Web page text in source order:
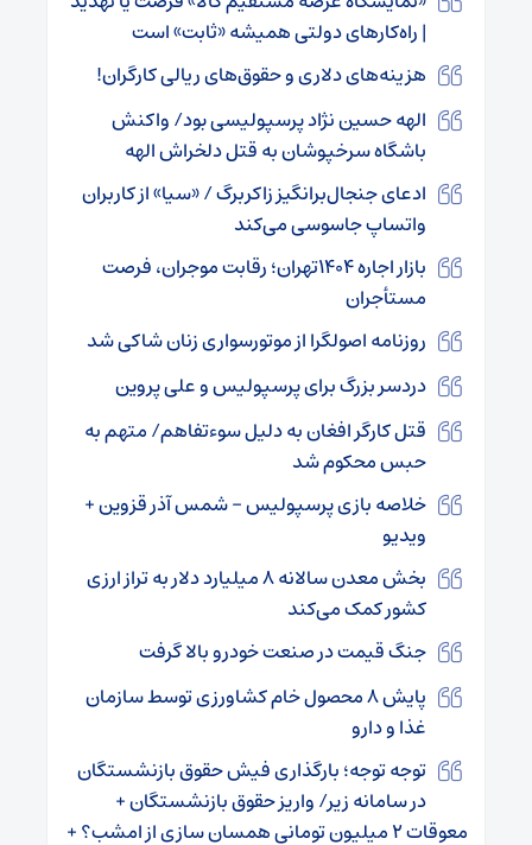
| راه‌کارهای دولتی همیشه «ثابت» است
هزینه‌های دلاری و حقوق‌های ریالی کارگران!
الهه حسین نژاد پرسپولیسی بود/ واکنش
باشگاه سرخپوشان به قتل دلخراش الهه
ادعای جنجال‌برانگیز زاکربرگ / «سیا» از کاربران
واتساپ جاسوسی می‌کند
بازار اجاره ۱۴۰۴تهران؛ رقابت موجران، فرصت
مستأجران
روزنامه اصولگرا از موتورسواری زنان شاکی شد
دردسر بزرگ برای پرسپولیس و علی پروین
قتل کارگر افغان به دلیل سوءتفاهم/ متهم به
حبس محکوم شد
خلاصه بازی پرسپولیس – شمس آذر قزوین +
ویدیو
بخش معدن سالانه ۸ میلیارد دلار به تراز ارزی
کشور کمک می‌کند
جنگ قیمت در صنعت خودرو بالا گرفت
پایش ۸ محصول خام کشاورزی توسط سازمان
غذا و دارو
توجه توجه؛ بارگذاری فیش حقوق بازنشستگان
در سامانه زیر/ واریز حقوق بازنشستگان +
معوقات ۲ میلیون تومانی همسان سازی از امشب؟ +